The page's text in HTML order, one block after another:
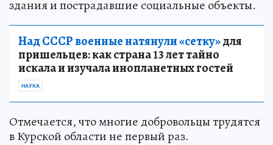
здания и пострадавшие социальные объекты.
Над СССР военные натянули «сетку»для
пришельцев: как страна 13 лет тайно
искала и изучала инопланетных гостей
НАУКА
Отмечается, что многие добровольцы трудятся
в Курской области не первый раз.